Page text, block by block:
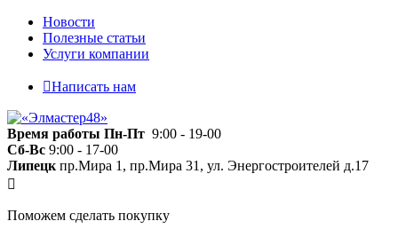
Новости
Полезные статьи
Услуги компании
Написать нам
Время работы Пн-Пт 9:00 - 19-00
Сб-Вс 9:00 - 17-00
Липецк пр.Мира 1, пр.Мира 31, ул. Энергостроителей д.17
Поможем сделать покупку